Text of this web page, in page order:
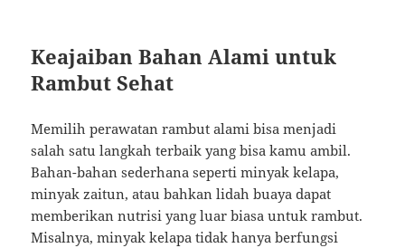
Keajaiban Bahan Alami untuk
Rambut Sehat
Memilih perawatan rambut alami bisa menjadi
salah satu langkah terbaik yang bisa kamu ambil.
Bahan-bahan sederhana seperti minyak kelapa,
minyak zaitun, atau bahkan lidah buaya dapat
memberikan nutrisi yang luar biasa untuk rambut.
Misalnya, minyak kelapa tidak hanya berfungsi